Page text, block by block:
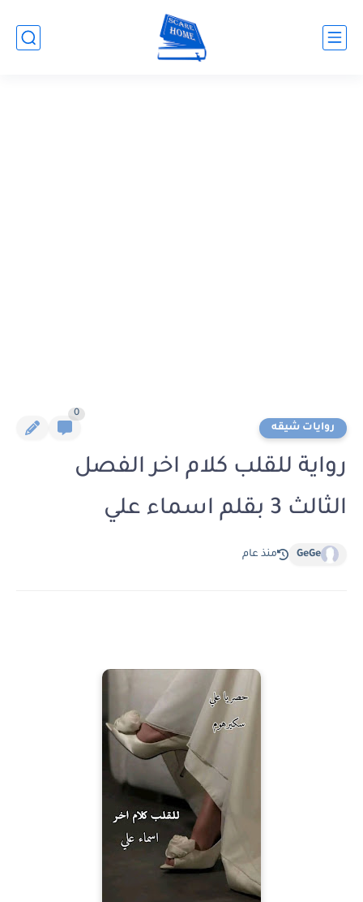
روايات شيقه
0
رواية للقلب كلام اخر الفصل
الثالث 3 بقلم اسماء علي
GeGe منذ عام